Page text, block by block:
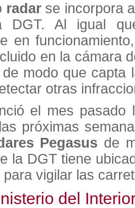
radarse incorpora
DGT. Al igual
en
en la cámara
modo que capta
otras
el mes pasado
próximas
Pegasus de
la DGT tiene
para vigilar las
del